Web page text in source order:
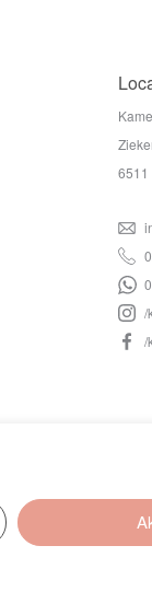
6511
/
/